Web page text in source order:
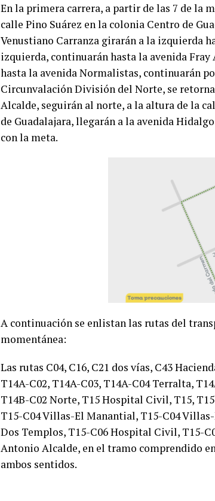
En la primera carrera, a partir de las 7 de la
calle Pino Suárez en la colonia Centro de
Venustiano Carranza girarán a la izquierda
izquierda, continuarán hasta la avenida
hasta la avenida Normalistas, continuarán
Circunvalación División del Norte, se
Alcalde, seguirán al norte, a la altura de la
de Guadalajara, llegarán a la avenida
con la meta.
A continuación se enlistan las rutas del
momentánea:
Las rutas C04, C16, C21 dos vías, C43
T14A-C02, T14A-C03, T14A-C04 Terralta,
T14B-C02 Norte, T15 Hospital Civil, T15,
T15-C04 Villas-El Manantial, T15-C04
Dos Templos, T15-C06 Hospital Civil, T15-
Antonio Alcalde, en el tramo comprendido
ambos sentidos.